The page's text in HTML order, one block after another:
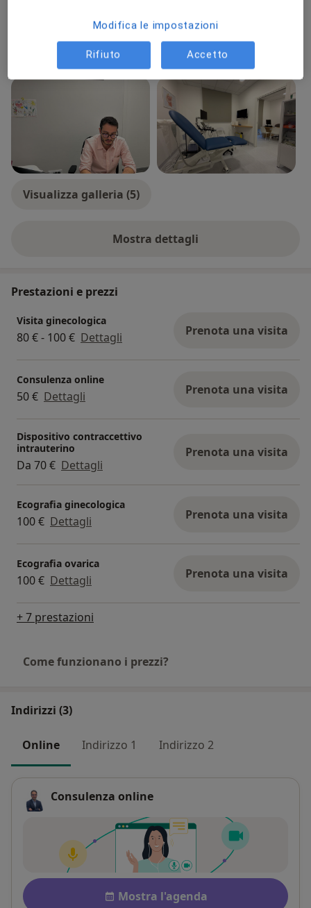
Visualizza gli indirizzi (2)
Foto e video
Visualizza galleria (5)
Mostra dettagli
sull'esperienza
Prestazioni e prezzi
Visita ginecologica
80 € - 100 € Dettagli Prenota una visita
Consulenza online
50 € Dettagli Prenota una visita
Dispositivo contraccettivo
intrauterino
Da 70 € Dettagli
Prenota una visita
Ecografia ginecologica
100 € Dettagli Prenota una visita
Ecografia ovarica
100 € Dettagli Prenota una visita
+ 7 prestazioni
Come funzionano i prezzi?
Indirizzi (3)
Online Indirizzo 1 Indirizzo 2
Consulenza online
Disponibilità
Mostra l'agenda
Modifica le impostazioni
Rifiuto Accetto